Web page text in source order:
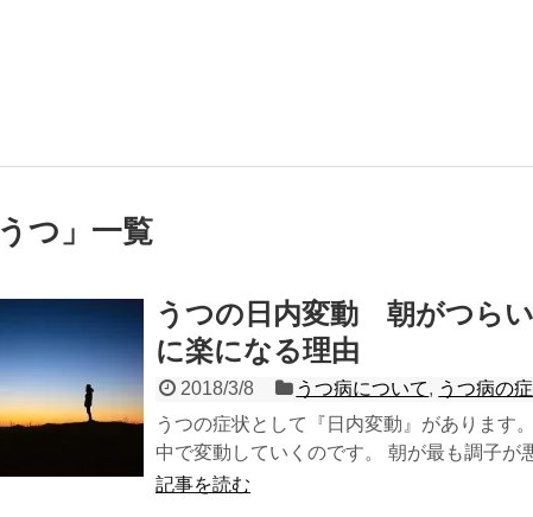
うつ 」 一覧
うつの日内変動 朝がつら
に楽になる理由
2018/3/8 うつ病について, うつ病の
うつの症状として『日内変動』があります
中で変動していくのです。 朝が最も調子が
記事を読む